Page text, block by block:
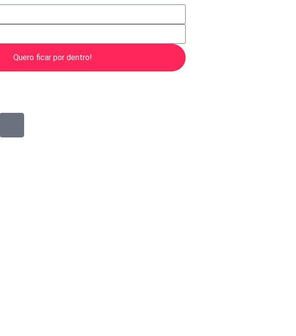
Quero ficar por dentro!